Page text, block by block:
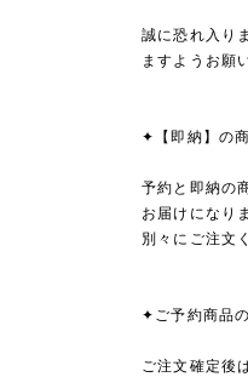
誠に恐れ入り
ますようお願
✦【即納】の
予約と即納の
お届けになり
別々にご注文
✦ご予約商品
ご注文確定後